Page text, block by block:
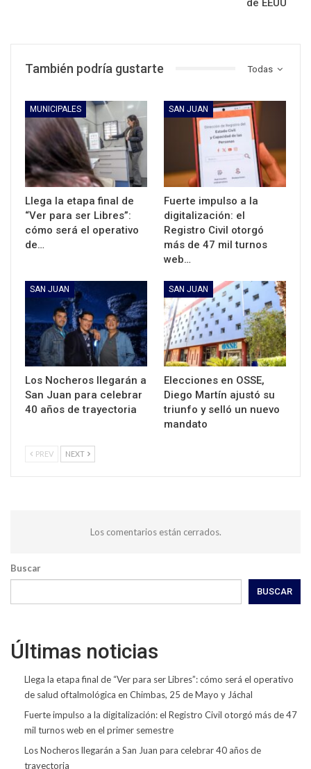
de EEUU
Todas
También podría gustarte
MUNICIPALES
Llega la etapa final de
“Ver para ser Libres”:
cómo será el operativo
de…
SAN JUAN
Fuerte impulso a la
digitalización: el
Registro Civil otorgó
más de 47 mil turnos
web…
SAN JUAN
Los Nocheros llegarán a
San Juan para celebrar
40 años de trayectoria
SAN JUAN
Elecciones en OSSE,
Diego Martín ajustó su
triunfo y selló un nuevo
mandato
PREV NEXT
Los comentarios están cerrados.
Buscar
BUSCAR
Últimas noticias
Llega la etapa final de “Ver para ser Libres”: cómo será el operativo
de salud oftalmológica en Chimbas, 25 de Mayo y Jáchal
Fuerte impulso a la digitalización: el Registro Civil otorgó más de 47
mil turnos web en el primer semestre
Los Nocheros llegarán a San Juan para celebrar 40 años de
trayectoria